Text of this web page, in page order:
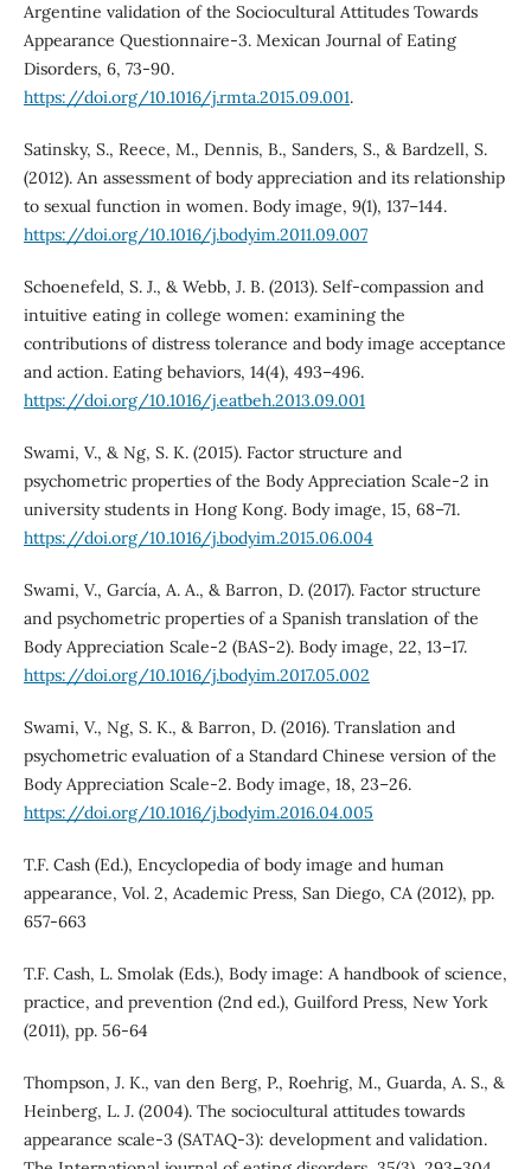
Argentine validation of the Sociocultural Attitudes Towards
Appearance Questionnaire-3. Mexican Journal of Eating
Disorders, 6, 73-90.
https://doi.org/10.1016/j.rmta.2015.09.001.
Satinsky, S., Reece, M., Dennis, B., Sanders, S., & Bardzell, S.
(2012). An assessment of body appreciation and its relationship
to sexual function in women. Body image, 9(1), 137–144.
https://doi.org/10.1016/j.bodyim.2011.09.007
Schoenefeld, S. J., & Webb, J. B. (2013). Self-compassion and
intuitive eating in college women: examining the
contributions of distress tolerance and body image acceptance
and action. Eating behaviors, 14(4), 493–496.
https://doi.org/10.1016/j.eatbeh.2013.09.001
Swami, V., & Ng, S. K. (2015). Factor structure and
psychometric properties of the Body Appreciation Scale-2 in
university students in Hong Kong. Body image, 15, 68–71.
https://doi.org/10.1016/j.bodyim.2015.06.004
Swami, V., García, A. A., & Barron, D. (2017). Factor structure
and psychometric properties of a Spanish translation of the
Body Appreciation Scale-2 (BAS-2). Body image, 22, 13–17.
https://doi.org/10.1016/j.bodyim.2017.05.002
Swami, V., Ng, S. K., & Barron, D. (2016). Translation and
psychometric evaluation of a Standard Chinese version of the
Body Appreciation Scale-2. Body image, 18, 23–26.
https://doi.org/10.1016/j.bodyim.2016.04.005
T.F. Cash (Ed.), Encyclopedia of body image and human
appearance, Vol. 2, Academic Press, San Diego, CA (2012), pp.
657-663
T.F. Cash, L. Smolak (Eds.), Body image: A handbook of science,
practice, and prevention (2nd ed.), Guilford Press, New York
(2011), pp. 56-64
Thompson, J. K., van den Berg, P., Roehrig, M., Guarda, A. S., &
Heinberg, L. J. (2004). The sociocultural attitudes towards
appearance scale-3 (SATAQ-3): development and validation.